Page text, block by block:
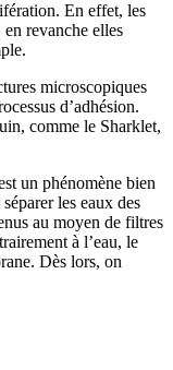
En effet, les
en revanche elles
microscopiques
d’adhésion.
comme le Sharklet,
un phénomène bien
les eaux des
au moyen de filtres
à l’eau, le
Dès lors, on